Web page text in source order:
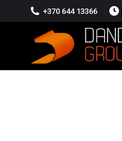
+370 644 13366